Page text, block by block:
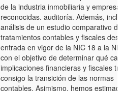
de la industria inmobiliaria y empresas
reconocidas. auditoría. Además,
análisis de un estudio comparativo de
tratamientos contables y fiscales
entrada en vigor de la NIC 18 a la
con el objetivo de determinar qué
implicaciones financieras y fiscales
consigo la transición de las normas
contables. Asimismo, hemos